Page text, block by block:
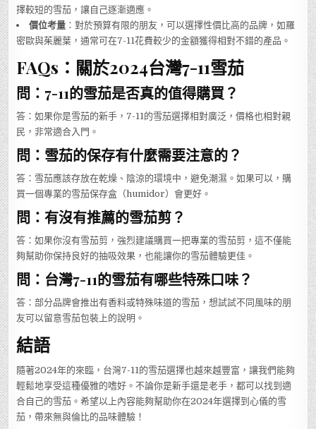
擇較短的雪茄，讓自己逐漸適應。
價位考量 ：對於預算有限的朋友，可以選擇性價比高的品牌，如羅
密歐與茱麗葉，通常可在7-11花費較少的金額獲得相對不錯的產品。
FAQs：關於2024台灣7-11雪茄
問：7-11的雪茄是否真的值得購買？
答：如果你是雪茄的新手，7-11的雪茄選擇相對廣泛，價格也相對親
民，非常適合入門。
問：雪茄的保存有什麼需要注意的？
答：雪茄應該存放在乾燥、陰涼的環境中，避免潮濕。如果可以，購
買一個專業的雪茄保存盒（humidor）會更好。
問：有沒有推薦的雪茄剪？
答：如果你沒有雪茄剪，強烈建議購買一把專業的雪茄剪，這不僅能
夠幫助你保持良好的抽吸效果，也能讓你的雪茄體驗更佳。
問：台灣7-11的雪茄有哪些特殊口味？
答：部分品牌會推出有香料或特殊味道的雪茄，想試試不同風味的朋
友可以留意雪茄包裝上的說明。
結語
隨著2024年的來臨，台灣7-11的雪茄選擇也越來越豐富，讓我們能夠
輕鬆地享受這種優雅的嗜好。不論你是新手還是老手，都可以找到適
合自己的雪茄。希望以上內容能夠幫助你在2024年選擇到心儀的雪
茄，帶來無與倫比的品味體驗！